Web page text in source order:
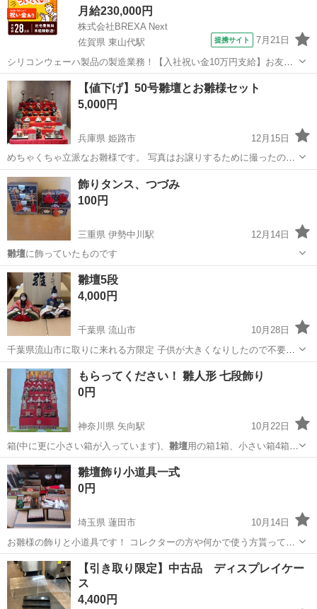
月給230,000円
株式会社BREXA Next
佐賀県 東山代駅
提携サイト 7月21日
シリコンウェーハ製品の製造業務！【入社祝い金10万円支給】お友達
やカップルとの応募OK◎年間休日129日＆休出なしでプライベート充
実♪業務はクリーンルームで快適作業◎自社正社員登用制度あり★1食
300円～の格安食堂あり！《佐...
佐賀 伊万里市 東山代駅 その他
【値下げ】50号雛壇とお雛様セット
5,000円
兵庫県 姫路市
12月15日
めちゃくちゃ立派なお雛様です。 写真はお譲りするために撮ったの
で、完成までいってませんが、多分新品で買ったらとてつもない金額
だと思います。一般家庭でも飾れますが、片付ける場所に余裕のある
方にオススメします。 引き取りをお願い...
兵庫 姫路市 ひな人形 お雛様
飾りタンス、つづみ
100円
三重県 伊勢中川駅
12月14日
雛壇に飾っていたものです
三重 松阪市 伊勢中川駅
雛壇5段
4,000円
千葉県 流山市
10月28日
千葉県流山市に取りに来れる方限定 子供が大きくなりしたので不要に
なりました 購入時30万のいいものです 大切にしてくださる方、引き継
いでください
千葉 流山市 ひな人形 雛壇
もらってください！ 雛人形 七段飾り
0円
神奈川県 矢向駅
10月22日
箱(中に更に小さい箱が入っています)、 雛壇用の箱1箱、小さい箱4箱に
なります。 …
神奈川 横浜市 矢向駅 年中行事用品
雛壇飾り小道具一式
0円
埼玉県 蓮田市
10月14日
お雛様の飾りと小道具です！ コレクターの方や何かで使う方貰ってく
ださい！ お値段ご提示いただけるとありがたいです！
埼玉 蓮田市 模型、プラモデル 小道具
【引き取り限定】中古品 ディスプレイケー
ス
4,400円